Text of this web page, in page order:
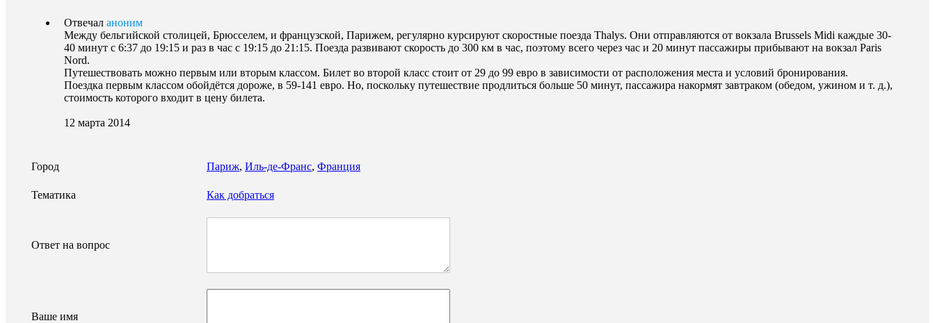
Отвечал аноним
Между бельгийской столицей, Брюсселем, и французской, Парижем, регулярно курсируют скоростные поезда Thalys. Они отправляются от вокзала Brussels Midi каждые 30-
40 минут с 6:37 до 19:15 и раз в час с 19:15 до 21:15. Поезда развивают скорость до 300 км в час, поэтому всего через час и 20 минут пассажиры прибывают на вокзал Paris
Nord.
Путешествовать можно первым или вторым классом. Билет во второй класс стоит от 29 до 99 евро в зависимости от расположения места и условий бронирования.
Поездка первым классом обойдётся дороже, в 59-141 евро. Но, поскольку путешествие продлиться больше 50 минут, пассажира накормят завтраком (обедом, ужином и т. д.),
стоимость которого входит в цену билета.
12 марта 2014
Город Париж, Иль-де-Франс, Франция
Тематика Как добраться
Ответ на вопрос
Ваше имя